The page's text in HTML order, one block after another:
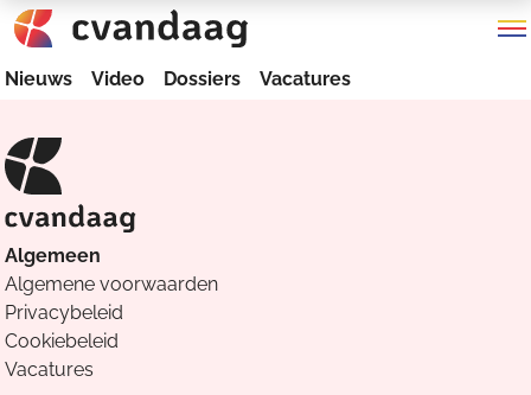
Nieuws Video Dossiers Vacatures
Algemeen
Algemene voorwaarden
Privacybeleid
Cookiebeleid
Vacatures